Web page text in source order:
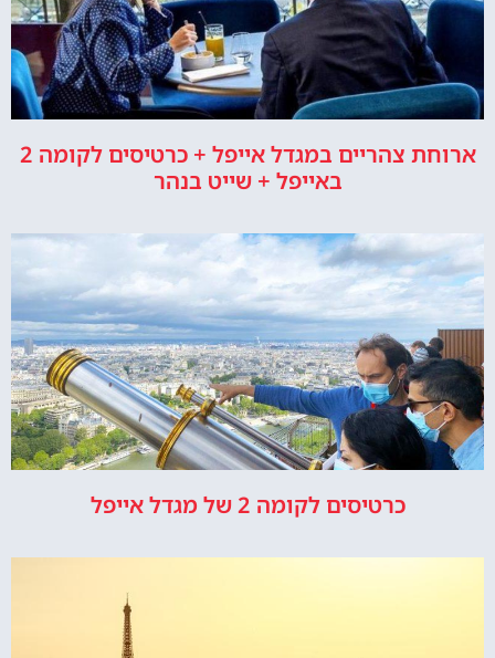
ארוחת צהריים במגדל אייפל + כרטיסים לקומה 2
באייפל + שייט בנהר
כרטיסים לקומה 2 של מגדל אייפל